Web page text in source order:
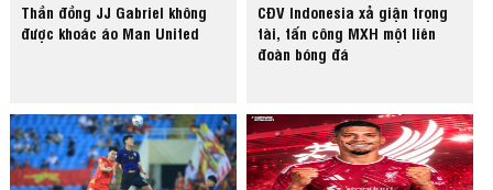
Thần đồng JJ Gabriel không
được khoác áo Man United
CĐV Indonesia xả giận trọng
tài, tấn công MXH một liên
đoàn bóng đá